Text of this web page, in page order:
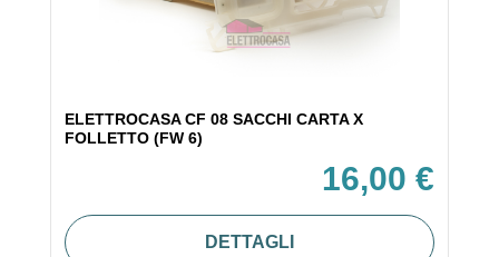
ELETTROCASA CF 08 SACCHI CARTA X
FOLLETTO (FW 6)
16,00 €
DETTAGLI